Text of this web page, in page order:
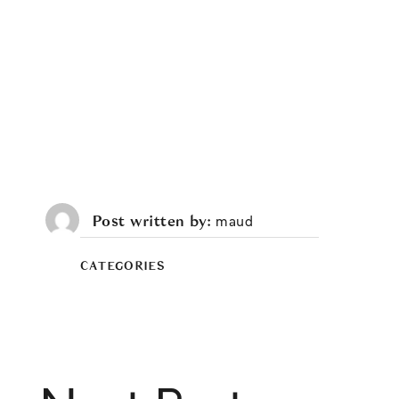
Post written by maud
CATEGORIES